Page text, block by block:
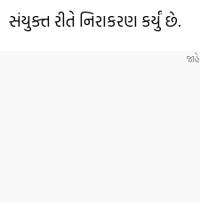
સંયુક્ત રીતે નિરાકરણ કર્યું છે.